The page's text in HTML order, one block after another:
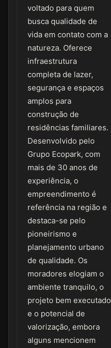
voltado para quem
busca qualidade de
vida em contato com a
natureza. Oferece
infraestrutura
completa de lazer,
segurança e espaços
amplos para
construção de
residências familiares.
Desenvolvido pelo
Grupo Ecopark, com
mais de 30 anos de
experiência, o
empreendimento é
referência na região e
destaca-se pelo
pioneirismo e
planejamento urbano
de qualidade. Os
moradores elogiam o
ambiente tranquilo, o
projeto bem executado
e o potencial de
valorização, embora
alguns mencionem